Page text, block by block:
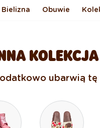
Bielizna Obuwie
KOLEKCJA
ubarwią